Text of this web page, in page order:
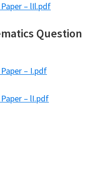
– lIl.pdf
Question
– I.pdf
– lI.pdf